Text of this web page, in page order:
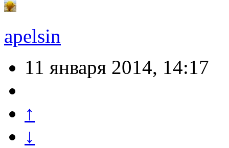
apelsin
11 января 2014, 14:17
↑
↓